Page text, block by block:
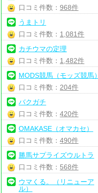
口コミ件数：968件
うまトリ
口コミ件数： 1,081件
カチウマの定理
口コミ件数： 1,482件
MODS競馬（モッズ競馬）
口コミ件数： 204件
バクガチ
口コミ件数：420件
OMAKASE（オマカセ）
口コミ件数：490件
勝馬サプライズウルトラ
口コミ件数： 568件
ウマくる。（リニューア
ル）